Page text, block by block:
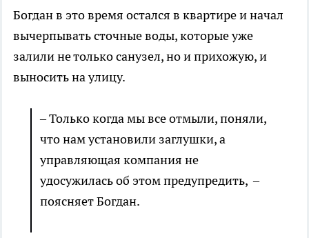
Богдан в это время остался в квартире и начал
вычерпывать сточные воды, которые уже
залили не только санузел, но и прихожую, и
выносить на улицу.
– Только когда мы все отмыли, поняли,
что нам установили заглушки, а
управляющая компания не
удосужилась об этом предупредить, –
поясняет Богдан.